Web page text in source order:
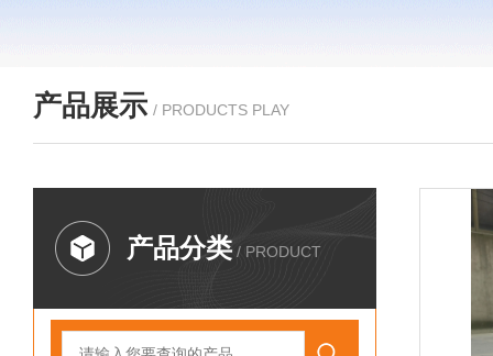
产品展示 / PRODUCTS PLAY
产品分类 / PRODUCT